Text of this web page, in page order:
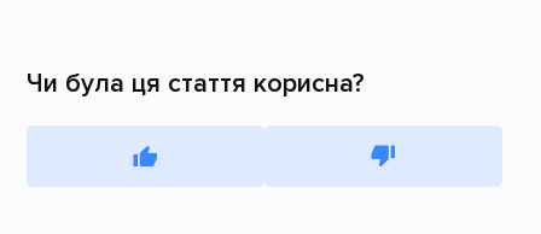
Чи була ця стаття корисна?